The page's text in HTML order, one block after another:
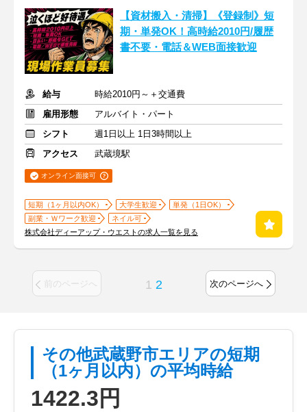
【資材搬入・清掃】《登録制》短
期・単発OK！高時給2010円/履歴
書不要・電話＆WEB面接歓迎
給与
時給2010円～＋交通費
雇用形態
アルバイト・パート
シフト
週1日以上 1日3時間以上
アクセス
武蔵境駅
オンライン面接可
短期（1ヶ月以内OK） 大学生歓迎
単発（1日OK）
副業・Ｗワーク歓迎
ネイル可
株式会社ディーアップ・ウエストの求人一覧を見る
前のページへ 1 2 次のページへ
その他武蔵野市エリアの短期
（1ヶ月以内）の平均時給
1422.3円